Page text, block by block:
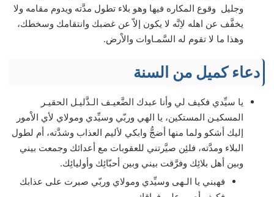
وجليل وقوع المكاره فيها وهو بلاء تطول مدَّته ويدوم مقامه ولا
يخفَّف عن اهله لاِنَّه لا يكون إلاّ عن غضبك وانتقامك وسخطك،
وهذا ما لا تقوم له السَّمـاوات والاْرض.
دعاء كميل من السنة
يا سيِّدي فكيف لي وأنا عبدك الضَّعيـف الـذَّليـل الحقيـر
المسكيـن المستكين، يا الهي وربّي وسيِّدي ومولاي لأي الاْمور
إليك أشكو ولما منها أضجُّ وابكي لأليم العذاب وشدَّته، أم لطول
البلاء ومدَّته، فلئِن صيَّرتني للعقوبات مع أعدائك وجمعت بيني
وبين أهل بلائِك وفرَّقت بيني وبين أحبّائِك وأوليائِك.
فهبني يا الـهى وسيِّدي ومولاي وربّي صبرت على عذابك